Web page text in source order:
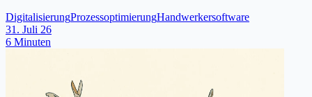
DigitalisierungProzessoptimierungHandwerkersoftware
31. Juli 26
6 Minuten